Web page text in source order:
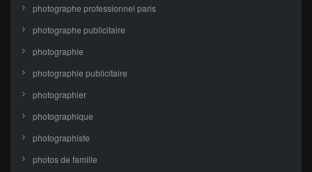
photographe professionnel paris
photographe publicitaire
photographie
photographie publicitaire
photographier
photographique
photographiste
photos de famille